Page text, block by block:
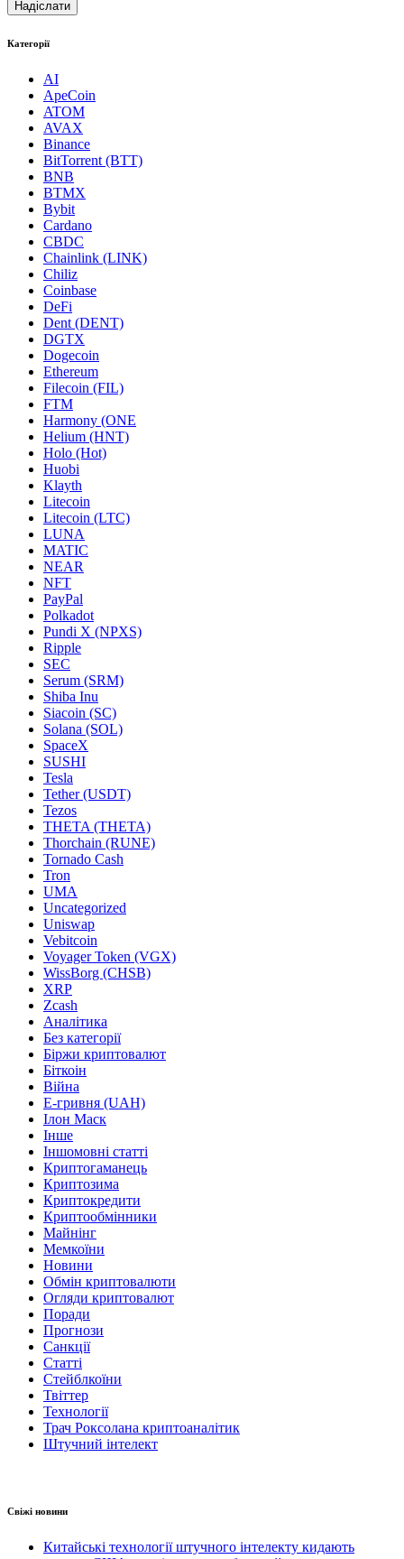
Категорії
AI
ApeCoin
ATOM
AVAX
Binance
BitTorrent (BTT)
BNB
BTMX
Bybit
Cardano
CBDC
Chainlink (LINK)
Chiliz
Coinbase
DeFi
Dent (DENT)
DGTX
Dogecoin
Ethereum
Filecoin (FIL)
FTM
Harmony (ONE
Helium (HNT)
Holo (Hot)
Huobi
Klayth
Litecoin
Litecoin (LTC)
LUNA
MATIC
NEAR
NFT
PayPal
Polkadot
Pundi X (NPXS)
Ripple
SEC
Serum (SRM)
Shiba Inu
Siacoin (SC)
Solana (SOL)
SpaceX
SUSHI
Tesla
Tether (USDT)
Tezos
THETA (THETA)
Thorchain (RUNE)
Tornado Cash
Tron
UMA
Uncategorized
Uniswap
Vebitcoin
Voyager Token (VGX)
WissBorg (CHSB)
XRP
Zcash
Аналітика
Без категорії
Біржи криптовалют
Біткоін
Війна
Е-гривня (UAH)
Ілон Маск
Інше
Іншомовні статті
Криптогаманець
Криптозима
Криптокредити
Криптообмінники
Майнінг
Мемкоїни
Новини
Обмін криптовалюти
Огляди криптовалют
Поради
Прогнози
Санкції
Статті
Стейблкоїни
Твіттер
Технології
Трач Роксолана криптоаналітик
Штучний інтелект
Свіжі новини
Китайські технології штучного інтелекту кидають